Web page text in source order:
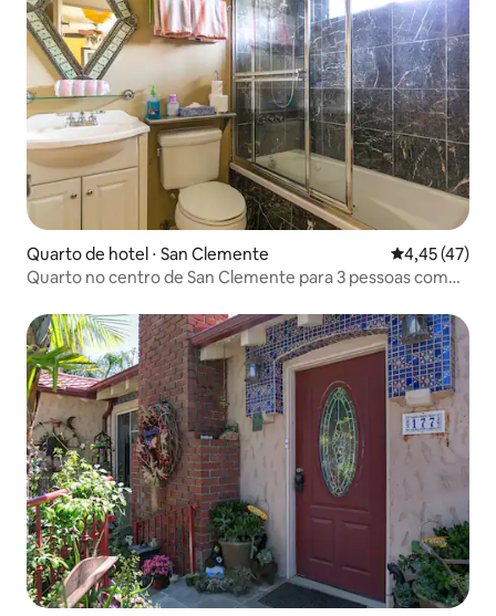
Quarto de hotel ⋅ San Clemente 4,45 de uma
4,45 (47)
Quarto no centro de San Clemente para 3 pessoas com